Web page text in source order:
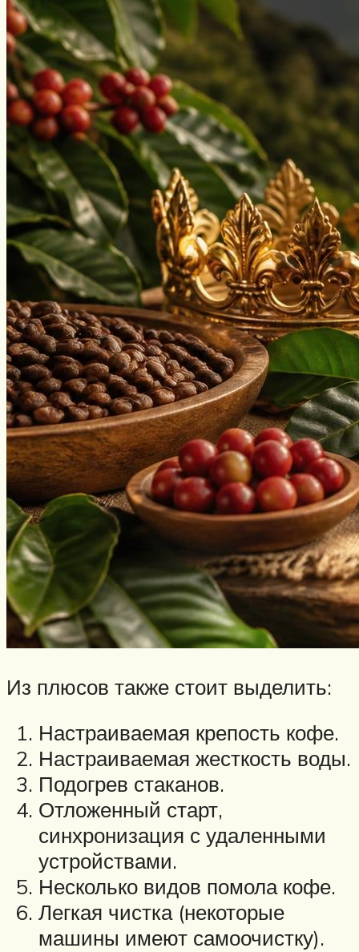
Из плюсов также стоит выделить:
Настраиваемая крепость кофе.
Настраиваемая жесткость воды.
Подогрев стаканов.
Отложенный старт,
синхронизация с удаленными
устройствами.
Несколько видов помола кофе.
Легкая чистка (некоторые
машины имеют самоочистку).